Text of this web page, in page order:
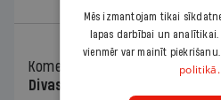
Komentārs
Divas koalīcijas
Mēs izmantojam tikai
lapas darbībai un
vienmēr var mainīt
politikā.